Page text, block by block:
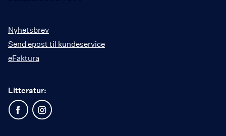
Nyhetsbrev
Send epost til kundeservice
eFaktura
Litteratur: